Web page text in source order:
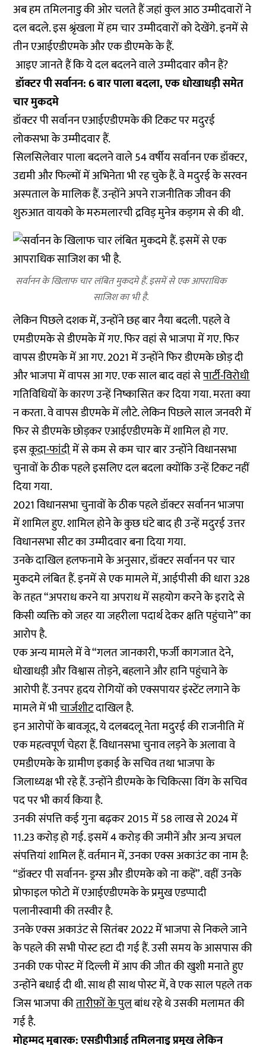
अब हम तमिलनाडु की ओर चलते हैं जहां कुल आठ उम्मीदवारों ने
दल बदले. इस श्रृंखला में हम चार उम्मीदवारों को देखेंगे. इनमें से
तीन एआईएडीएमके और एक डीएमके के हैं.
आइए जानते हैं कि ये दल बदलने वाले उम्मीदवार कौन हैं?
डॉक्टर पी सर्वानन: 6 बार पाला बदला, एक धोखाधड़ी समेत
चार मुकदमे
डॉक्टर पी सर्वानन एआईएडीएमके की टिकट पर मदुरई
लोकसभा के उम्मीदवार हैं.
सिलसिलेवार पाला बदलने वाले 54 वर्षीय सर्वानन एक डॉक्टर,
उद्यमी और फिल्मों में अभिनेता भी रह चुके हैं. वे मदुरई के सरवन
अस्पताल के मालिक हैं. उन्होंने अपने राजनीतिक जीवन की
शुरुआत वायको के मरुमलारची द्रविड़ मुनेत्र कड़गम से की थी.
सर्वानन के खिलाफ चार लंबित मुकदमे हैं. इसमें से एक आपराधिक
साजिश का भी है.
लेकिन पिछले दशक में, उन्होंने छह बार नैया बदली. पहले वे
एमडीएमके से डीएमके में गए. फिर वहां से भाजपा में गए. फिर
वापस डीएमके में आ गए. 2021 में उन्होंने फिर डीएमके छोड़ दी
और भाजपा में वापस आ गए. एक साल बाद वहां सेपार्टी-विरोधी
गतिविधियों के कारण उन्हें निष्कासित कर दिया गया. मरता क्या
न करता. वे वापस डीएमके में लौटे. लेकिन पिछले साल जनवरी में
फिर से डीएमके छोड़कर एआईएडीएमके में शामिल हो गए.
इसकूदा-फांदीमें से कम से कम चार बार उन्होंने विधानसभा
चुनावों के ठीक पहले इसलिए दल बदला क्योंकि उन्हें टिकट नहीं
दिया गया.
2021 विधानसभा चुनावों के ठीक पहले डॉक्टर सर्वानन भाजपा
में शामिल हुए. शामिल होने के कुछ घंटे बाद ही उन्हें मदुरई उत्तर
विधानसभा सीट का उम्मीदवार बना दिया गया.
उनके दाखिल हलफनामे के अनुसार, डॉक्टर सर्वानन पर चार
मुकदमे लंबित हैं. इनमें से एक मामले में, आईपीसी की धारा 328
के तहत “अपराध करने या अपराध में सहयोग करने के इरादे से
किसी व्यक्ति को जहर या जहरीला पदार्थ देकर क्षति पहुंचाने” का
आरोप है.
एक अन्य मामले में वे “गलत जानकारी, फर्जी कागजात देने,
धोखाधड़ी और विश्वास तोड़ने, बहलाने और हानि पहुंचाने के
आरोपी हैं. उनपर हृदय रोगियों को एक्सपायर इंस्टेंट लगाने के
मामले में भीचार्जशीटदाखिल है.
इन आरोपों के बावजूद, ये दलबदलू नेता मदुरई की राजनीति में
एक महत्वपूर्ण चेहरा हैं. विधानसभा चुनाव लड़ने के अलावा वे
एमडीएमके के ग्रामीण इकाई के सचिव तथा भाजपा के
जिलाध्यक्ष भी रहे हैं. उन्होंने डीएमके के चिकित्सा विंग के सचिव
पद पर भी कार्य किया है.
उनकी संपत्ति कई गुना बढ़कर 2015 में 58 लाख से 2024 में
11.23 करोड़ हो गई. इसमें 4 करोड़ की जमीनें और अन्य अचल
संपत्तियां शामिल हैं. वर्तमान में, उनका एक्स अकाउंट का नाम है:
“डॉक्टर पी सर्वानन- ड्रग्स और डीएमके को ना कहें”. वहीं उनके
प्रोफाइल फोटो में एआईएडीएमके के प्रमुख एडप्पादी
पलानीस्वामी की तस्वीर है.
उनके एक्स अकाउंट से सितंबर 2022 में भाजपा से निकले जाने
के पहले की सभी पोस्ट हटा दी गई हैं. उसी समय के आसपास की
उनकी एक पोस्ट में दिल्ली में आप की जीत की खुशी मनाते हुए
उन्होंने बधाई दी थी. साथ ही साथ पोस्ट में, वे एक साल पहले तक
जिस भाजपा कीतारीफ़ों के पुलबांध रहे थे उसकी मलामत की
गई है.
मोहम्मद मुबारक: एसडीपीआई तमिलनाडु प्रमुख लेकिन